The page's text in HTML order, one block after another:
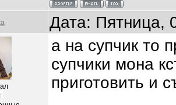
Дата: Пятница,
а на супчик то
супчики мона
приготовить и